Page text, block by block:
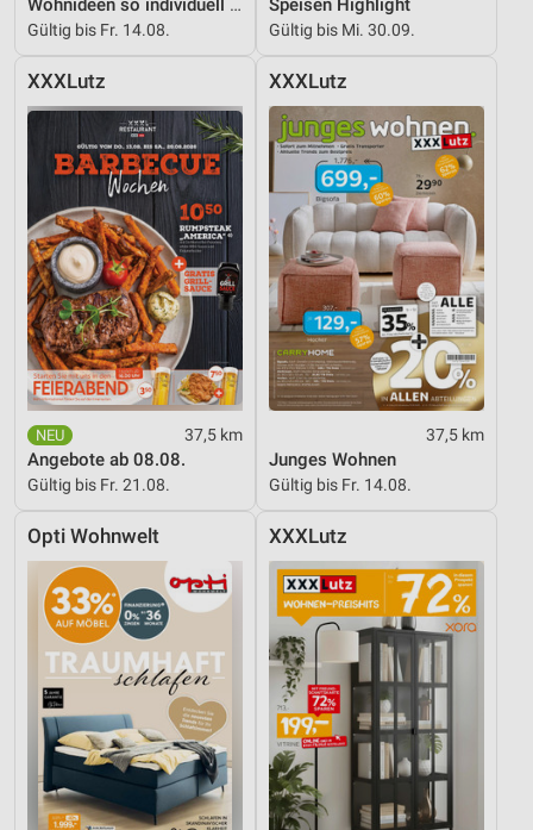
Wohnideen so individuell wie du!
Gültig bis Fr. 14.08.
Speisen Highlight
Gültig bis Mi. 30.09.
XXXLutz
37,5 km
Angebote ab 08.08.
Gültig bis Fr. 21.08.
XXXLutz
37,5 km
Junges Wohnen
Gültig bis Fr. 14.08.
Opti Wohnwelt XXXLutz